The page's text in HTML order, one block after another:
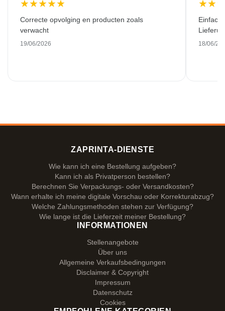
★★★★★
Correcte opvolging en producten zoals
verwacht
19/06/2026
★★
18/06/
ZAPRINTA-DIENSTE
Wie kann ich eine Bestellung aufgeben?
Kann ich als Privatperson bestellen?
Berechnen Sie Verpackungs- oder Versandkosten?
Wann erhalte ich meine digitale Vorschau oder Korrekturabzug?
Welche Zahlungsmethoden stehen zur Verfügung?
Wie lange ist die Lieferzeit meiner Bestellung?
INFORMATIONEN
Stellenangebote
Über uns
Allgemeine Verkaufsbedingungen
Disclaimer & Copyright
Impressum
Datenschutz
Cookies